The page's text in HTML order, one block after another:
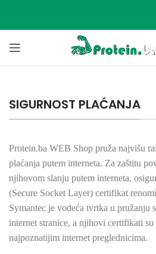
SIGURNOST PLAĆANJA
Protein.ba WEB Shop pruža najvišu
plaćanja putem interneta. Za zaštitu
njihovom slanju putem interneta,
(Secure Socket Layer) certifikat
Symantec je vodeća tvrtka u pružanju
internet stranice, a njihovi certifikati
najpoznatijim internet preglednicima.